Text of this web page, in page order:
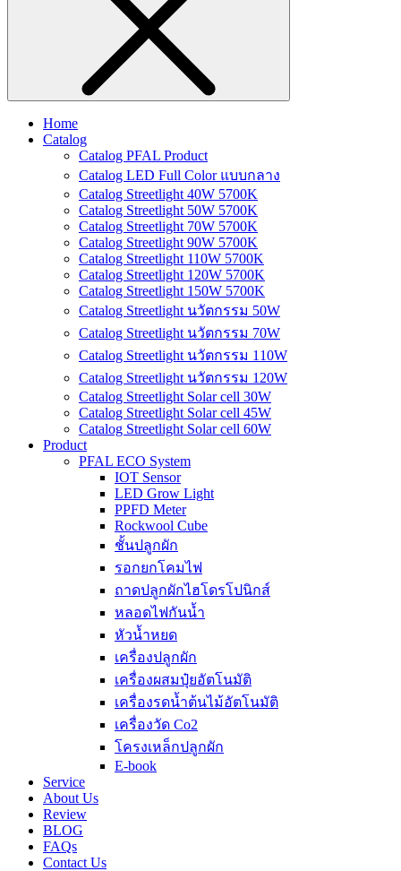
Home
Catalog
Catalog PFAL Product
Catalog LED Full Color แบบกลาง
Catalog Streetlight 40W 5700K
Catalog Streetlight 50W 5700K
Catalog Streetlight 70W 5700K
Catalog Streetlight 90W 5700K
Catalog Streetlight 110W 5700K
Catalog Streetlight 120W 5700K
Catalog Streetlight 150W 5700K
Catalog Streetlight นวัตกรรม 50W
Catalog Streetlight นวัตกรรม 70W
Catalog Streetlight นวัตกรรม 110W
Catalog Streetlight นวัตกรรม 120W
Catalog Streetlight Solar cell 30W
Catalog Streetlight Solar cell 45W
Catalog Streetlight Solar cell 60W
Product
PFAL ECO System
IOT Sensor
LED Grow Light
PPFD Meter
Rockwool Cube
ชั้นปลูกผัก
รอกยกโคมไฟ
ถาดปลูกผักไฮโดรโปนิกส์
หลอดไฟกันน้ำ
หัวน้ำหยด
เครื่องปลูกผัก
เครื่องผสมปุ๋ยอัตโนมัติ
เครื่องรดน้ำต้นไม้อัตโนมัติ
เครื่องวัด Co2
โครงเหล็กปลูกผัก
E-book
Service
About Us
Review
BLOG
FAQs
Contact Us